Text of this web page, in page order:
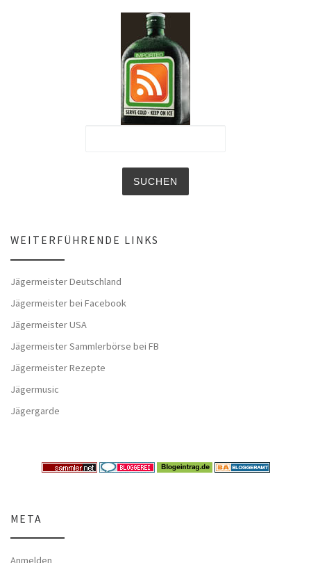
WEITERFÜHRENDE LINKS
Jägermeister Deutschland
Jägermeister bei Facebook
Jägermeister USA
Jägermeister Sammlerbörse bei FB
Jägermeister Rezepte
Jägermusic
Jägergarde
META
Anmelden